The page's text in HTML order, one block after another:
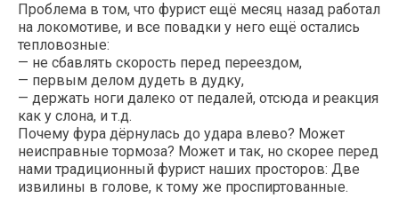
Проблема в том, что фурист ещё месяц назад работал
на локомотиве, и все повадки у него ещё остались
тепловозные:
— не сбавлять скорость перед переездом,
— первым делом дудеть в дудку,
— держать ноги далеко от педалей, отсюда и реакция
как у слона, и т.д.
Почему фура дёрнулась до удара влево? Может
неисправные тормоза? Может и так, но скорее перед
нами традиционный фурист наших просторов: Две
извилины в голове, к тому же проспиртованные.